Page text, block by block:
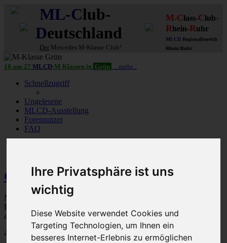
Ihre Privatsphäre ist uns
wichtig
Diese Website verwendet Cookies und
Targeting Technologien, um Ihnen ein
besseres Internet-Erlebnis zu ermöglichen
ML-Club-
Deutschland
Der Mercedes M-Klasse Club!
M-Class-Club-
Rhein-Ruhr
MLCD Regionalbereich
Rhein/Ruhr
10 aus 27 MLCD-M-Klassen in Grün ...mehr...
Schnellzugriff
Ungelesene
MLCD-Ausstellung
Forennutzer
FAQ
Comand, APS & Co.
Navigationsgeräte, CD-Wechsler, Radios, - Um- und Aufrüstungen,
Rückfahrkameras, Lautsprecher, Freisprechanlagen, Bluetooth und
alles Drumrum.
465 Beiträge